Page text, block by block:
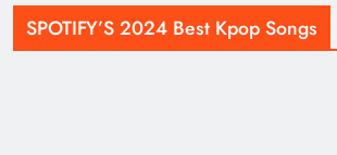
SPOTIFY’S 2024 Best Kpop Songs